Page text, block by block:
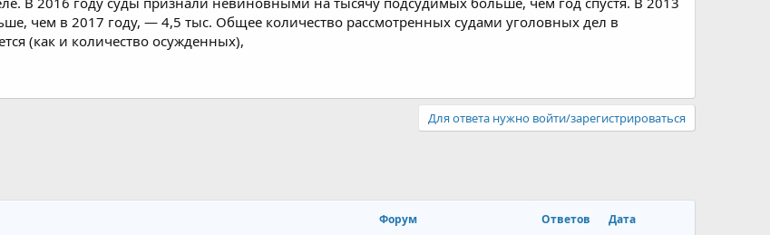
чем в 2017 году, — 4,5 тыс. Общее количество рассмотренных судами уголовных дел в
(как и количество осужденных),
Для ответа нужно войти/зарегистрироваться
почта
Форум Ответов Дата